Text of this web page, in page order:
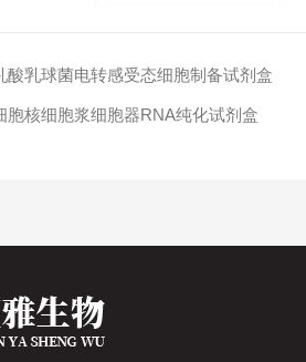
酸乳球菌电转感受态细胞制备试剂盒
胞核细胞浆细胞器RNA纯化试剂盒